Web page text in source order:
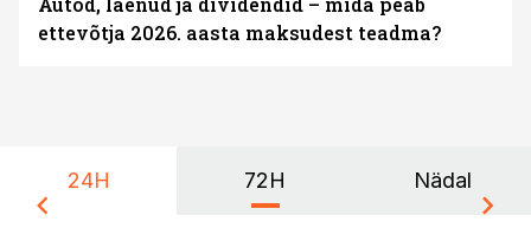
ettevõtja 2026. aasta maksudest teadma?
24H 72H Nädal